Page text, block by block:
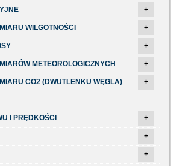
+
WILGOTNOŚCI +
+
METEOROLOGICZNYCH +
CO2 (DWUTLENKU WĘGLA) +
I PRĘDKOŚCI +
+
+